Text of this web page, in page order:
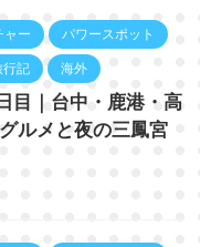
ャー パワースポット
行記 海外
目｜台中・鹿港・高
ルメと夜の三鳳宮